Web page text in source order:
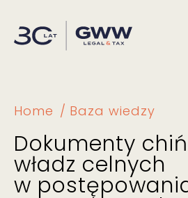
Home Baza wiedzy
Dokumenty
władz celnych
w